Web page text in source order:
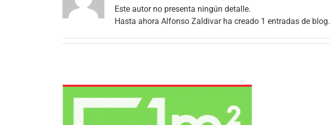
Este autor no presenta ningún detalle.
Hasta ahora Alfonso Zaldivar ha creado 1 entradas de blog.